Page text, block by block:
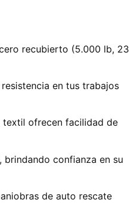
recubierto (5.000 lb, 23
en tus trabajos
textil ofrecen facilidad de
brindando confianza en su
de auto rescate